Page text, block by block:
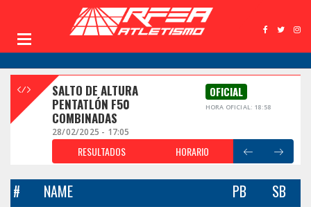
SALTO DE ALTURA
PENTATLÓN F50
COMBINADAS
OFICIAL
HORA OFICIAL: 18:58
28/02/2025 - 17:05
RESULTADOS HORARIO
# NAME PB SB